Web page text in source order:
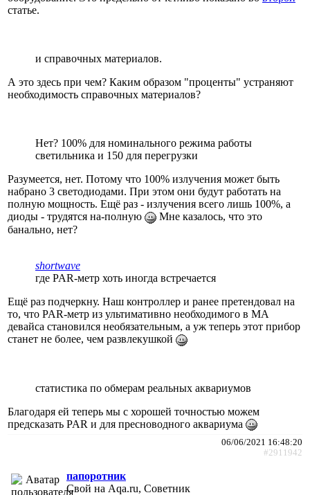
статье.
и справочных материалов.
А это здесь при чем? Каким образом "проценты" устраняют
необходимость справочных материалов?
Нет? 100% для номинального режима работы
светильника и 150 для перегрузки
Разумеется, нет. Потому что 100% излучения может быть
набрано 3 светодиодами. При этом они будут работать на
полную мощность. Ещё раз - излучения всего лишь 100%, а
диоды - трудятся на-полную
Мне казалось, что это
банально, нет?
shortwave
где PAR-метр хоть иногда встречается
Ещё раз подчеркну. Наш контроллер и ранее претендовал на
то, что PAR-метр из ультимативно необходимого в МА
девайса становился необязательным, а уж теперь этот прибор
станет не более, чем развлекушкой
статистика по обмерам реальных аквариумов
Благодаря ей теперь мы с хорошей точностью можем
предсказать PAR и для пресноводного аквариума
06/06/2021 16:48:20
#2911942
папоротник
Свой на Aqa.ru, Советник